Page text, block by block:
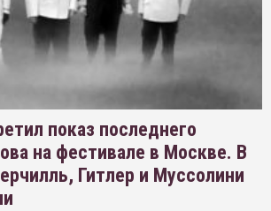
показ последнего
на фестивале в Москве. В
Гитлер и Муссолини